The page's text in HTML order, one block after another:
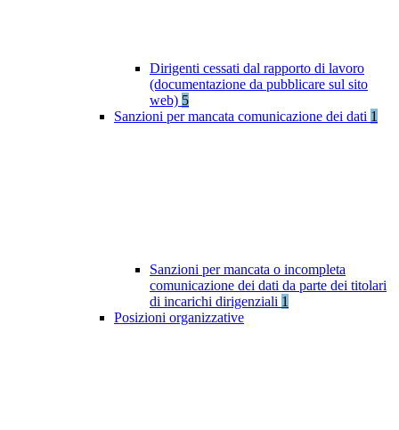
Dirigenti cessati dal rapporto di lavoro
(documentazione da pubblicare sul sito
web) 5
Sanzioni per mancata comunicazione dei dati 1
Sanzioni per mancata o incompleta
comunicazione dei dati da parte dei titolari
di incarichi dirigenziali 1
Posizioni organizzative